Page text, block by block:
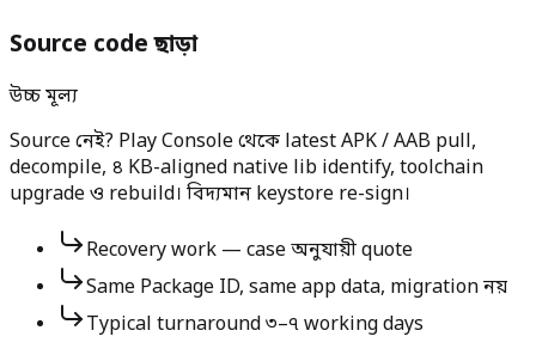
Source code ছাড়া
উচ্চ মূল্য
Source নেই? Play Console থেকে latest APK / AAB pull,
decompile, ৪ KB-aligned native lib identify, toolchain
upgrade ও rebuild। বিদ্যমান keystore re-sign।
Recovery work — case অনুযায়ী quote
Same Package ID, same app data, migration নয়
Typical turnaround ৩–৭ working days